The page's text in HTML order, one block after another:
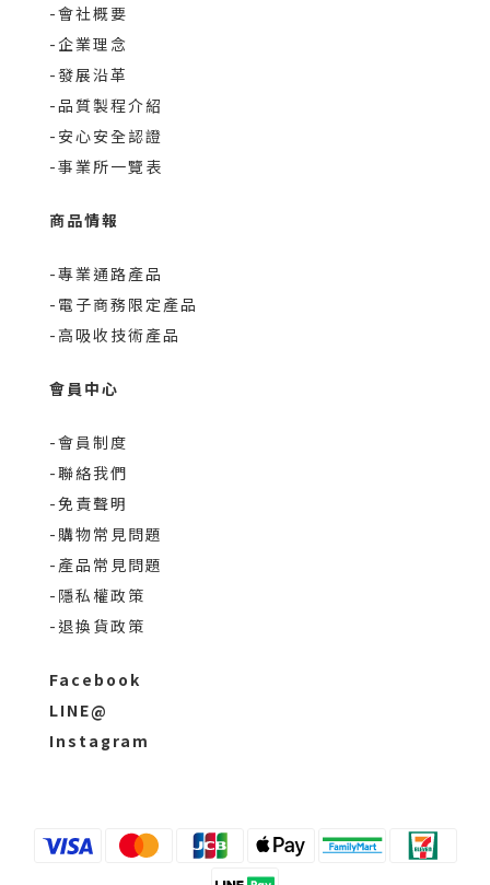
-會社概要
-企業理念
-發展沿革
-品質製程介紹
-安心安全認證
-事業所一覽表
商品情報
-專業通路產品
-電子商務限定產品
-高吸收技術產品
會員中心
-會員制度
-聯絡我們
-免責聲明
-購物常見問題
-產品常見問題
-隱私權政策
-退換貨政策
Facebook
LINE@
Instagram